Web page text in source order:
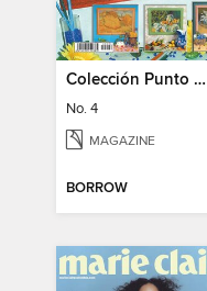
Colección Punto de Cruz
No. 4
MAGAZINE
BORROW